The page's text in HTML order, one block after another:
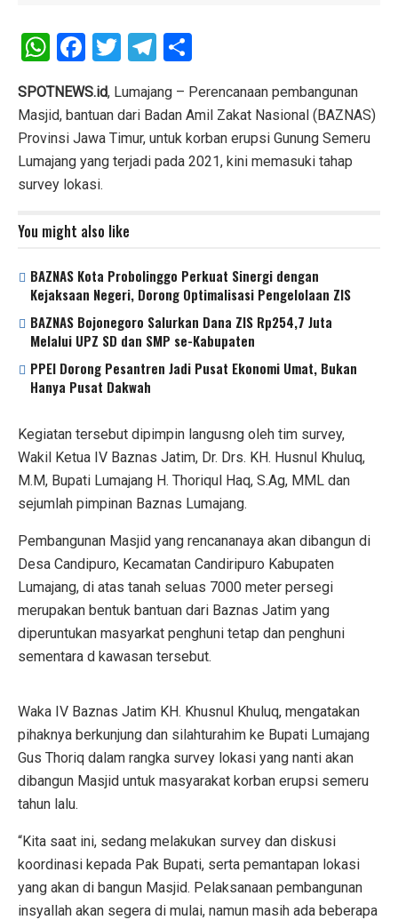
W
h
at
s
A
p
p
F
a
ce
b
o
o
k
T
wi
tt
er
T
el
e
gr
a
h
ar
e
SPOTNEWS.id, Lumajang – Perencanaan pembangunan
Masjid, bantuan dari Badan Amil Zakat Nasional (BAZNAS)
Provinsi Jawa Timur, untuk korban erupsi Gunung Semeru
Lumajang yang terjadi pada 2021, kini memasuki tahap
survey lokasi.
You might also like
BAZNAS Kota Probolinggo Perkuat Sinergi dengan
Kejaksaan Negeri, Dorong Optimalisasi Pengelolaan ZIS
BAZNAS Bojonegoro Salurkan Dana ZIS Rp254,7 Juta
Melalui UPZ SD dan SMP se-Kabupaten
PPEI Dorong Pesantren Jadi Pusat Ekonomi Umat, Bukan
Hanya Pusat Dakwah
Kegiatan tersebut dipimpin langusng oleh tim survey,
Wakil Ketua IV Baznas Jatim, Dr. Drs. KH. Husnul Khuluq,
M.M, Bupati Lumajang H. Thoriqul Haq, S.Ag, MML dan
sejumlah pimpinan Baznas Lumajang.
Pembangunan Masjid yang rencananaya akan dibangun di
Desa Candipuro, Kecamatan Candiripuro Kabupaten
Lumajang, di atas tanah seluas 7000 meter persegi
merupakan bentuk bantuan dari Baznas Jatim yang
diperuntukan masyarkat penghuni tetap dan penghuni
sementara d kawasan tersebut.
Waka IV Baznas Jatim KH. Khusnul Khuluq, mengatakan
pihaknya berkunjung dan silahturahim ke Bupati Lumajang
Gus Thoriq dalam rangka survey lokasi yang nanti akan
dibangun Masjid untuk masyarakat korban erupsi semeru
tahun lalu.
“Kita saat ini, sedang melakukan survey dan diskusi
koordinasi kepada Pak Bupati, serta pemantapan lokasi
yang akan di bangun Masjid. Pelaksanaan pembangunan
insyallah akan segera di mulai, namun masih ada beberapa